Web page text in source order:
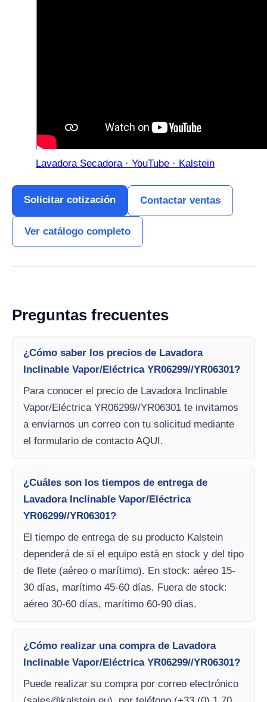
Lavadora Secadora · YouTube · Kalstein
Solicitar cotización Contactar ventas
Ver catálogo completo
Preguntas frecuentes
¿Cómo saber los precios de Lavadora
Inclinable Vapor/Eléctrica YR06299//YR06301?
Para conocer el precio de Lavadora Inclinable
Vapor/Eléctrica YR06299//YR06301 te invitamos
a enviarnos un correo con tu solicitud mediante
el formulario de contacto AQUI.
¿Cuáles son los tiempos de entrega de
Lavadora Inclinable Vapor/Eléctrica
YR06299//YR06301?
El tiempo de entrega de su producto Kalstein
dependerá de si el equipo está en stock y del tipo
de flete (aéreo o marítimo). En stock: aéreo 15-
30 días, marítimo 45-60 días. Fuera de stock:
aéreo 30-60 días, marítimo 60-90 días.
¿Cómo realizar una compra de Lavadora
Inclinable Vapor/Eléctrica YR06299//YR06301?
Puede realizar su compra por correo electrónico